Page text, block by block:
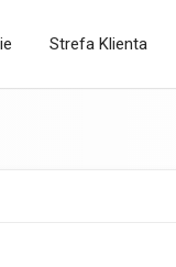
Strefa Klienta